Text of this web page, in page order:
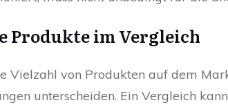
Produkte im Vergleich
Vielzahl von Produkten auf dem
unterscheiden. Ein Vergleich